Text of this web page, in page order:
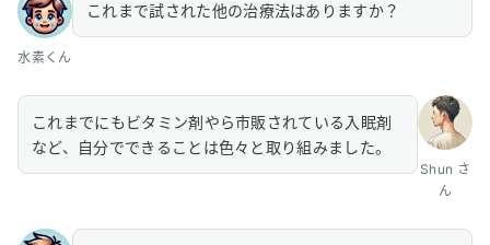
水素くん
これまで試された他の治療法はありますか？
Shun さ
ん
これまでにもビタミン剤やら市販されている入眠剤
など、自分でできることは色々と取り組みました。